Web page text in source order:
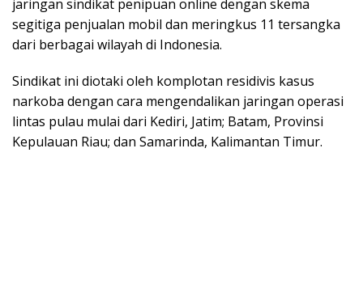
jaringan sindikat penipuan online dengan skema
segitiga penjualan mobil dan meringkus 11 tersangka
dari berbagai wilayah di Indonesia.
Sindikat ini diotaki oleh komplotan residivis kasus
narkoba dengan cara mengendalikan jaringan operasi
lintas pulau mulai dari Kediri, Jatim; Batam, Provinsi
Kepulauan Riau; dan Samarinda, Kalimantan Timur.